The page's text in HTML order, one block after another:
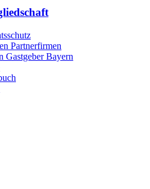
Partnerfirmen
Gastgeber Bayern